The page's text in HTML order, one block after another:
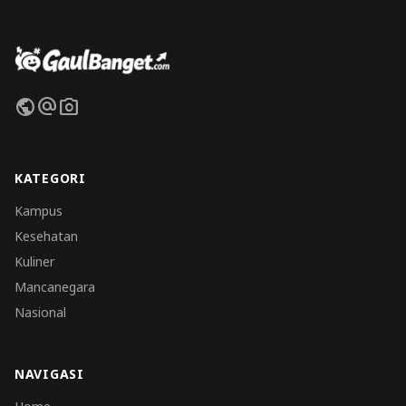
publicalternate_emailphoto_camera
KATEGORI
Kampus
Kesehatan
Kuliner
Mancanegara
Nasional
NAVIGASI